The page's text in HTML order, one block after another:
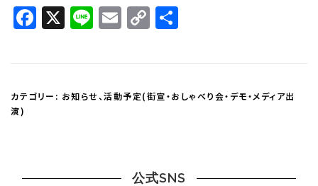
Facebook
X LineEmail
Copy
Link
カテゴリー: お知らせ、活動予定(街宣・おしゃべり会・デモ・メディア出
演)
公式SNS